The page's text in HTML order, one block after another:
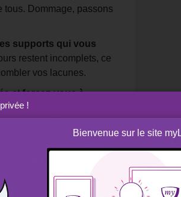
tous. Dommage, passons
supports qui vous
restent incomplets, ce
vos lacunes.
etforcez-vous à
faire
!
Bienvenue sur le site